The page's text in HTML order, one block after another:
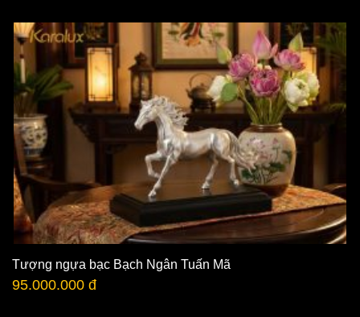
Tượng ngựa bạc Bạch Ngân Tuấn Mã
95.000.000 đ